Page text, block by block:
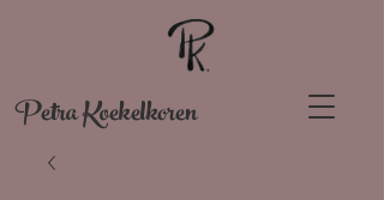
Petra Koekelkoren